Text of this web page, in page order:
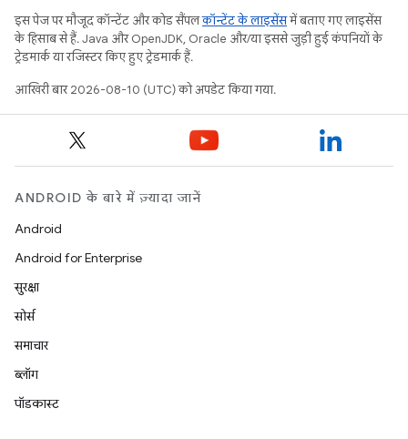
इस पेज पर मौजूद कॉन्टेंट और कोड सैंपलकॉन्टेंट के लाइसेंसमें बताए गए लाइसेंस
के हिसाब से हैं. Java और OpenJDK, Oracle और/या इससे जुड़ी हुई कंपनियों के
ट्रेडमार्क या रजिस्टर किए हुए ट्रेडमार्क हैं.
आखिरी बार 2026-08-10 (UTC) को अपडेट किया गया.
ANDROID के बारे में ज़्यादा जानें
Android
Android for Enterprise
सुरक्षा
सोर्स
समाचार
ब्लॉग
पॉडकास्ट